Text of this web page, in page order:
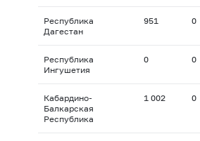
Республика
Дагестан
951 0
Республика
Ингушетия
0 0
Кабардино-
Балкарская
Республика
1 002 0